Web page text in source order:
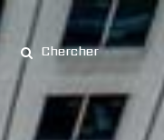
Chercher